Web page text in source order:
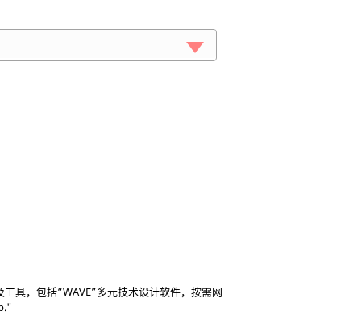
具，包括“WAVE”多元技术设计软件，按需网